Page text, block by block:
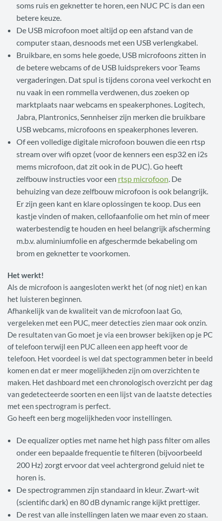
soms ruis en geknetter te horen, een NUC PC is dan een
betere keuze.
De USB microfoon moet altijd op een afstand van de
computer staan, desnoods met een USB verlengkabel.
Bruikbare, en soms hele goede, USB microfoons zitten in
de betere webcams of de USB luidsprekers voor Teams
vergaderingen. Dat spul is tijdens corona veel verkocht en
nu vaak in een rommella verdwenen, dus zoeken op
marktplaats naar webcams en speakerphones. Logitech,
Jabra, Plantronics, Sennheiser zijn merken die bruikbare
USB webcams, microfoons en speakerphones leveren.
Of een volledige digitale microfoon bouwen die een rtsp
stream over wifi opzet (voor de kenners een esp32 en i2s
mems microfoon, dat zit ook in de PUC). Go heeft
zelfbouw instructies voor een rtsp microfoon. De
behuizing van deze zelfbouw microfoon is ook belangrijk.
Er zijn geen kant en klare oplossingen te koop. Dus een
kastje vinden of maken, cellofaanfolie om het min of meer
waterbestendig te houden en heel belangrijk afscherming
m.b.v. aluminiumfolie en afgeschermde bekabeling om
brom en geknetter te voorkomen.
Het werkt!
Als de microfoon is aangesloten werkt het (of nog niet) en kan
het luisteren beginnen.
Afhankelijk van de kwaliteit van de microfoon laat Go,
vergeleken met een PUC, meer detecties zien maar ook onzin.
De resultaten van Go moet je via een browser bekijken op je PC
of telefoon terwijl een PUC alleen een app heeft voor de
telefoon. Het voordeel is wel dat spectogrammen beter in beeld
komen en dat er meer mogelijkheden zijn om overzichten te
maken. Het dashboard met een chronologisch overzicht per dag
van gedetecteerde soorten en een lijst van de laatste detecties
met een spectrogram is perfect.
Go heeft een berg mogelijkheden voor instellingen.
De equalizer opties met name het high pass filter om alles
onder een bepaalde frequentie te filteren (bijvoorbeeld
200 Hz) zorgt ervoor dat veel achtergrond geluid niet te
horen is.
De spectrogrammen zijn standaard in kleur. Zwart-wit
(scientific dark) en 80 dB dynamic range kijkt prettiger.
De rest van alle instellingen laten we maar even zo staan.